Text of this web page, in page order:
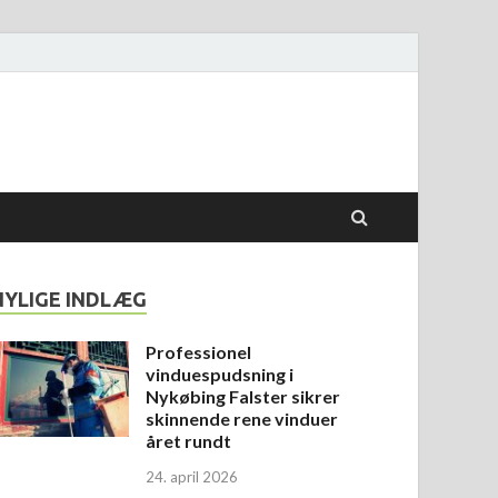
INDLÆG
Professionel
vinduespudsning i
Nykøbing Falster sikrer
skinnende rene vinduer
året rundt
24. april 2026